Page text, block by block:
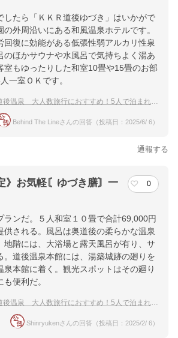
提供：楽天トラベル
楽天トラベルで
ル詳細を詳しく見る
したら「ＫＫＲ道後ゆづき」はいかがで
の外周沿いにある和風温泉ホテルです。
回復に効能がある低張性弱アルカリ性泉
のほかサウナや水風呂で気持ちよく湯あ
室もゆったりした和室10畳や15畳のお部
一室ＯＫです。
後温泉 大人数旅行におすすめ！5人で泊まれる温泉宿
Behind The Lineさんの回答（投稿日：2025/6/ 6）
通報する
》お気軽〘ゆづき膳〙一
0
ランだ。５人和室１０畳で合計69,000円
供される。風呂は奥道後の柔らかな温泉
地階には、大浴場と露天風呂が有り、サ
。道後温泉本館には、湯築城跡の廻りを
泉本館に着く。観光スポットはその廻り
便利だ。
後温泉 大人数旅行におすすめ！5人で泊まれる温泉宿
Shinryukenさんの回答（投稿日：2025/2/ 6）